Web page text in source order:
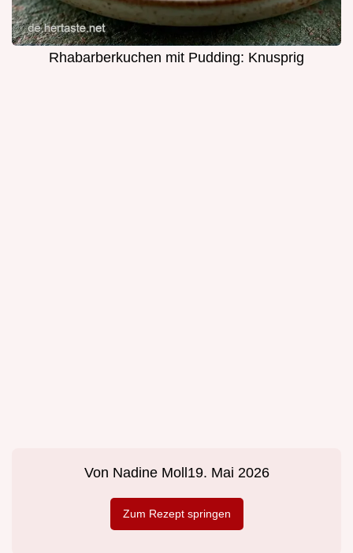
Rhabarberkuchen mit Pudding: Knusprig
Von Nadine Moll 19. Mai 2026
Zum Rezept springen